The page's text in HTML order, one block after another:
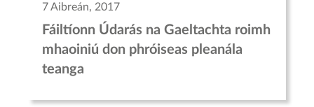
7 Aibreán, 2017
Fáiltíonn Údarás na Gaeltachta roimh
mhaoiniú don phróiseas pleanála
teanga